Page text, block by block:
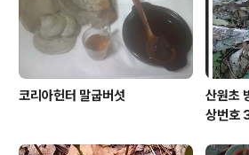
코리아헌터 말굽버섯
산원초
상번호